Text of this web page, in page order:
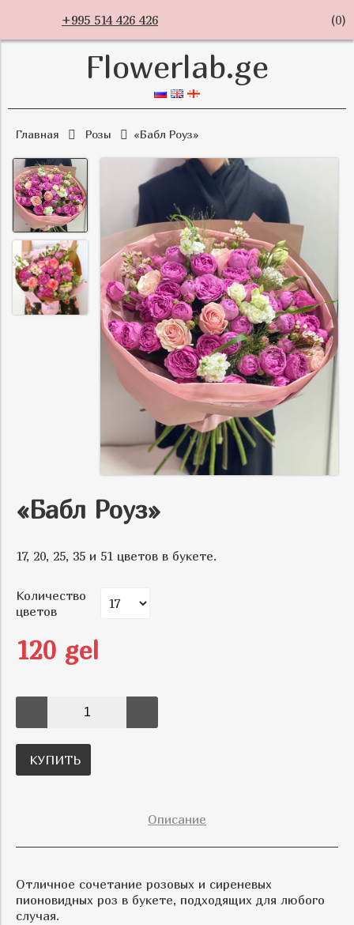
+995 514 426 426 (0)
Flowerlab.ge
Главная Розы «Бабл Роуз»
«Бабл Роуз»
17, 20, 25, 35 и 51 цветов в букете.
Количество
цветов
120 gel
КУПИТЬ
Описание
Отличное сочетание розовых и сиреневых
пионовидных роз в букете, подходящих для любого
случая.